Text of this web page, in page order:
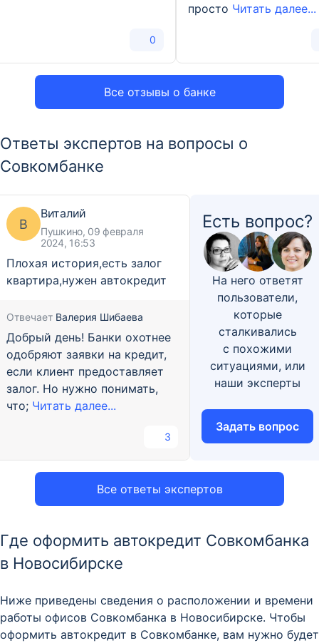
Все отзывы о банке
0
просто Читать далее...
Ответы экспертов на вопросы о
Совкомбанке
Все ответы экспертов
В
Виталий
Пушкино, 09 февраля
2024, 16:53
Плохая история,есть залог
квартира,нужен автокредит
Отвечает Валерия Шибаева
Добрый день! Банки охотнее
одобряют заявки на кредит,
если клиент предоставляет
залог. Но нужно понимать,
что; Читать далее...
3
Есть вопрос?
На него ответят
пользователи,
которые
сталкивались
с похожими
ситуациями, или
наши эксперты
Задать вопрос
Где оформить автокредит Совкомбанка
в Новосибирске
Ниже приведены сведения о расположении и времени
работы офисов Совкомбанка в Новосибирске. Чтобы
оформить автокредит в Совкомбанке, вам нужно будет